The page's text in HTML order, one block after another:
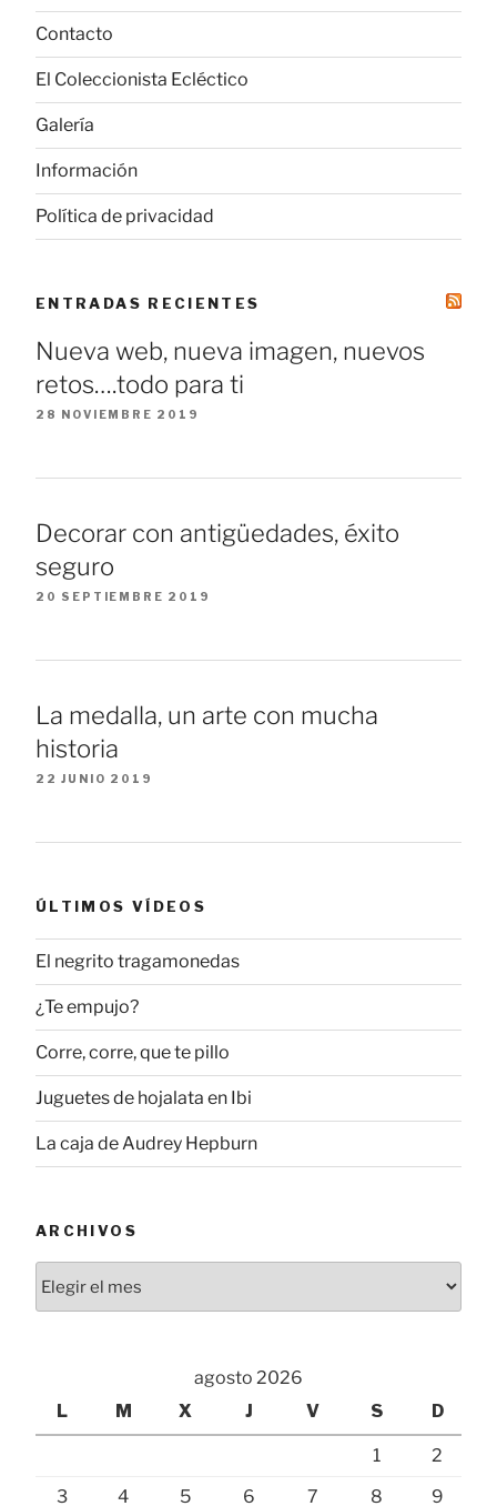
Contacto
El Coleccionista Ecléctico
Galería
Información
Política de privacidad
ENTRADAS RECIENTES
Nueva web, nueva imagen, nuevos
retos….todo para ti
28 NOVIEMBRE 2019
Decorar con antigüedades, éxito
seguro
20 SEPTIEMBRE 2019
La medalla, un arte con mucha
historia
22 JUNIO 2019
ÚLTIMOS VÍDEOS
El negrito tragamonedas
¿Te empujo?
Corre, corre, que te pillo
Juguetes de hojalata en Ibi
La caja de Audrey Hepburn
ARCHIVOS
agosto 2026
L
M X J V S D
1
2
3
4 5 6 7 8 9